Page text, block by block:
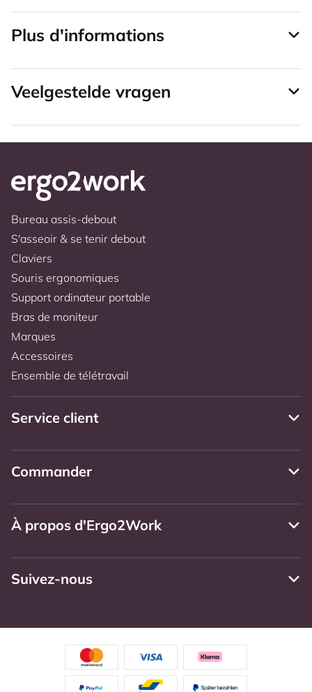
Plus d'informations
Veelgestelde vragen
Bureau assis-debout
S'asseoir & se tenir debout
Claviers
Souris ergonomiques
Support ordinateur portable
Bras de moniteur
Marques
Accessoires
Ensemble de télétravail
Service client
Commander
À propos d'Ergo2Work
Suivez-nous